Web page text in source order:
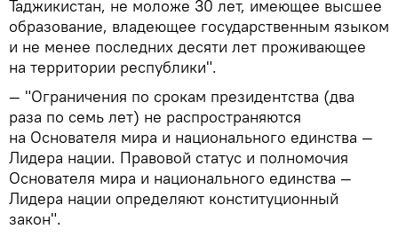
Таджикистан, не моложе 30 лет, имеющее высшее
образование, владеющее государственным языком
и не менее последних десяти лет проживающее
на территории республики".
— "Ограничения по срокам президентства (два
раза по семь лет) не распространяются
на Основателя мира и национального единства —
Лидера нации. Правовой статус и полномочия
Основателя мира и национального единства —
Лидера нации определяют конституционный
закон".